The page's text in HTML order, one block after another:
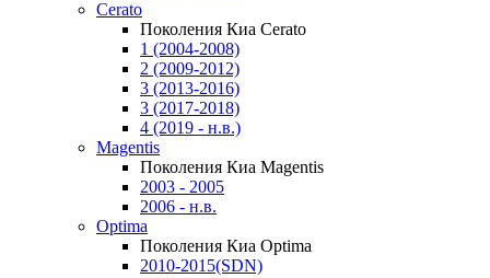
Cerato
Поколения Киа Cerato
1 (2004-2008)
2 (2009-2012)
3 (2013-2016)
3 (2017-2018)
4 (2019 - н.в.)
Magentis
Поколения Киа Magentis
2003 - 2005
2006 - н.в.
Optima
Поколения Киа Optima
2010-2015(SDN)